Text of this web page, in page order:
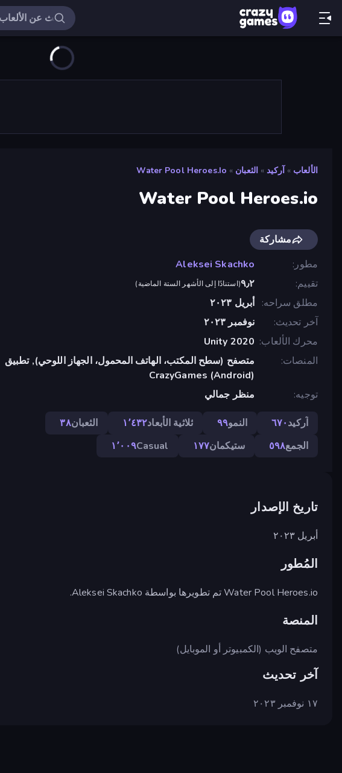
الألعاب » آركيد » الثعبان »
Water Pool Heroes.io
Water Pool Heroes.io
مشاركة
مطور
Aleksei Skachko
تقييم
٩٫٢(استنادًا إلى الأشهر الستة الماضية)
مطلق سراحه
أبريل ٢٠٢٣
آخر تحديث
نوفمبر ٢٠٢٣
محرك الألعاب Unity 2020
المنصات
متصفح (سطح المكتب، الهاتف المحمول، الجهاز اللوحي), تطبيق
CrazyGames (Android)
توجيه
منظر جمالي
آركيد٦٧٠ النمو٩٩ ثلاثية الأبعاد١٬٤٣٢ الثعبان٣٨
الجمع٥٩٨ ستيكمان١٧٧ Casual١٬٠٠٩
تاريخ الإصدار
أبريل ٢٠٢٣
المُطور
Water Pool Heroes.io تم تطويرها بواسطة Aleksei Skachko.
المنصة
متصفح الويب (الكمبيوتر أو الموبايل)
آخر تحديث
١٧ نوفمبر ٢٠٢٣